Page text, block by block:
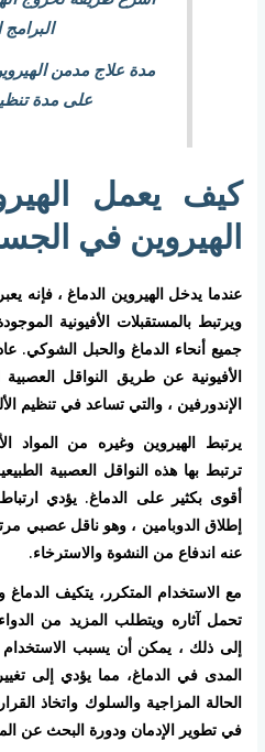
البرامج
مدة علاج مدمن
على مدة
كيف يعمل
الهيروين في
عندما يدخل الهيروين الدماغ ، فإنه
ويرتبط بالمستقبلات الأفيونية
جميع أنحاء الدماغ والحبل الشوكي.
الأفيونية عن طريق النواقل
الإندورفين ، والتي تساعد في تنظيم
يرتبط الهيروين وغيره من المواد
ترتبط بها هذه النواقل العصبية
أقوى بكثير على الدماغ. يؤدي
إطلاق الدوبامين ، وهو ناقل عصبي
عنه اندفاع من النشوة والاسترخاء.
مع الاستخدام المتكرر، يتكيف
تحمل آثاره ويتطلب المزيد من
إلى ذلك ، يمكن أن يسبب الاستخدام
المدى في الدماغ، مما يؤدي إلى
الحالة المزاجية والسلوك واتخاذ
في تطوير الإدمان ودورة البحث عن